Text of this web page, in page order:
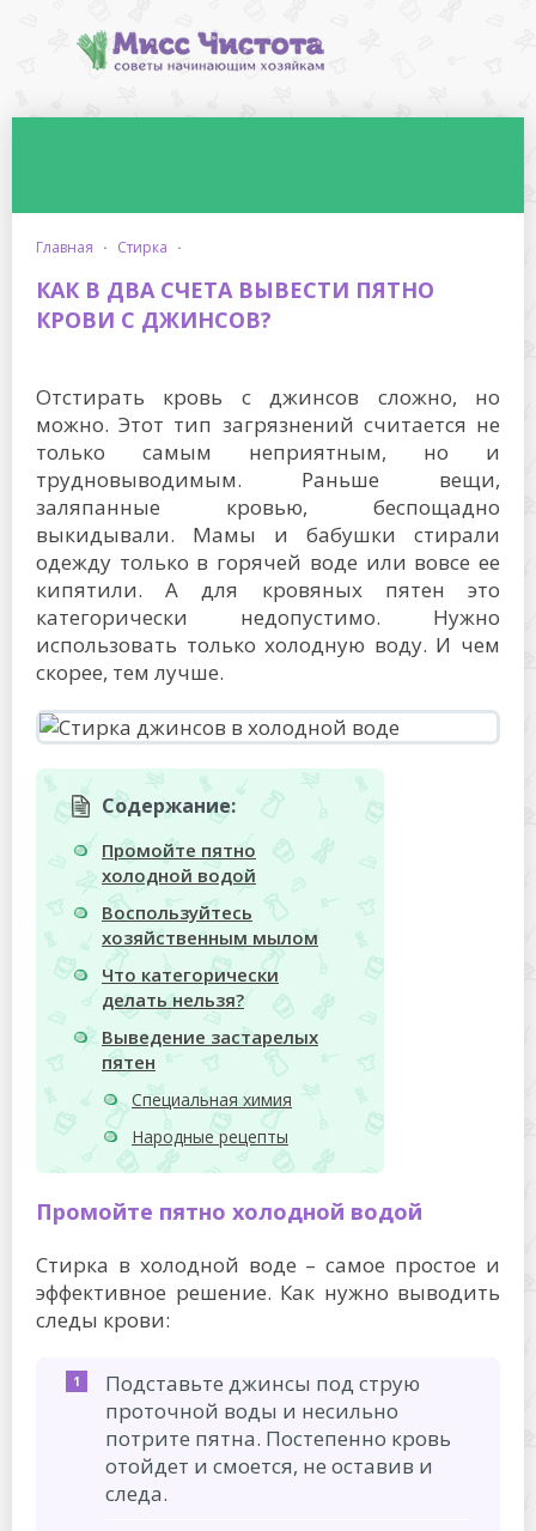
главная · стирка ·
КАК В ДВА СЧЕТА ВЫВЕСТИ ПЯТНО
КРОВИ С ДЖИНСОВ?
Отстирать кровь с джинсов сложно, но
можно. Этот тип загрязнений считается не
только самым неприятным, но и
трудновыводимым. Раньше вещи,
заляпанные кровью, беспощадно
выкидывали. Мамы и бабушки стирали
одежду только в горячей воде или вовсе ее
кипятили. А для кровяных пятен это
категорически недопустимо. Нужно
использовать только холодную воду. И чем
скорее, тем лучше.
Содержание:
Промойте пятно
холодной водой
Воспользуйтесь
хозяйственным мылом
Что категорически
делать нельзя?
Выведение застарелых
пятен
Специальная химия
Народные рецепты
Промойте пятно холодной водой
Стирка в холодной воде – самое простое и
эффективное решение. Как нужно выводить
следы крови:
Подставьте джинсы под струю
проточной воды и несильно
потрите пятна. Постепенно кровь
отойдет и смоется, не оставив и
следа.